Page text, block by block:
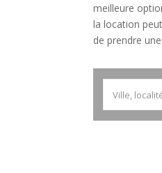
meilleure
la location
de prendre